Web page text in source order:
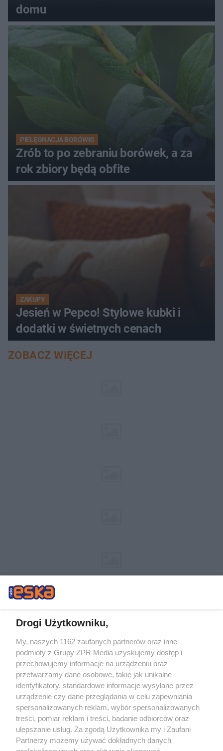
domu
PIELĘGNACJA BORÓWKI
Zrób to po zebraniu borówek, a za
rok zbiory będą obfite
ZAKUPY
Jesień w Pepco! Stylowe kubki i
dodatki w świetnych cenach
ZOBACZ WIĘCEJ
Żaden utwór zamieszczony w serwisie nie może być powielany i
rozpowszechniany lub dalej rozpowszechniany w jakikolwiek sposób (w
tym także elektroniczny lub mechaniczny) na jakimkolwiek polu
eksploatacji w jakiejkolwiek formie, włącznie z umieszczaniem w Internecie
bez pisemnej zgody właściciela praw. Jakiekolwiek użycie lub
wykorzystanie utworów w całości lub w części z naruszeniem prawa, tzn.
bez właściwej zgody, jest zabronione pod groźbą kary i może być ścigane
prawnie.
Drogi Użytkowniku,
My, naszych 1162 zaufanych partnerów oraz inne
podmioty z Grupy ZPR Media uzyskujemy dostęp i
przechowujemy informacje na urządzeniu oraz
przetwarzamy dane osobowe, takie jak unikalne
identyfikatory, standardowe informacje wysyłane przez
urządzenie czy dane przeglądania w celu zapewniania
spersonalizowanych reklam, wybór spersonalizowanych
treści, pomiar reklam i treści, badanie odbiorców oraz
ulepszanie usług. Za zgodą Użytkownika my i Zaufani
Partnerzy możemy używać dokładnych danych